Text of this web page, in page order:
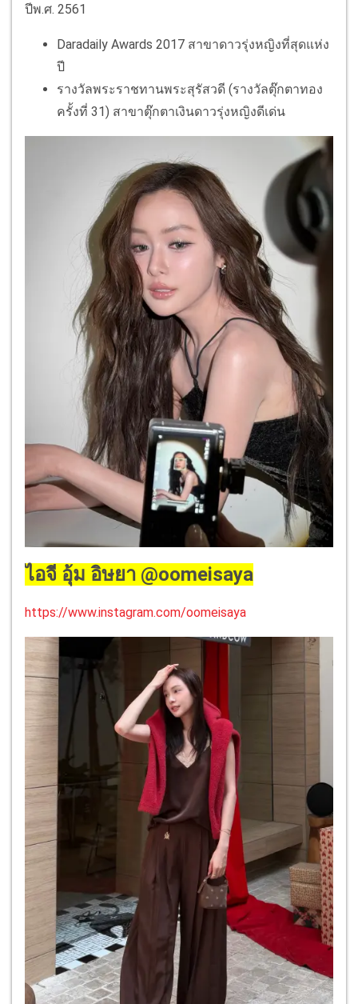
ปีพ.ศ. 2561
Daradaily Awards 2017 สาขาดาวรุ่งหญิงที่สุดแห่ง
ปี
รางวัลพระราชทานพระสุรัสวดี (รางวัลตุ๊กตาทอง
ครั้งที่ 31) สาขาตุ๊กตาเงินดาวรุ่งหญิงดีเด่น
ไอจี อุ้ม อิษยา @oomeisaya
https://www.instagram.com/oomeisaya